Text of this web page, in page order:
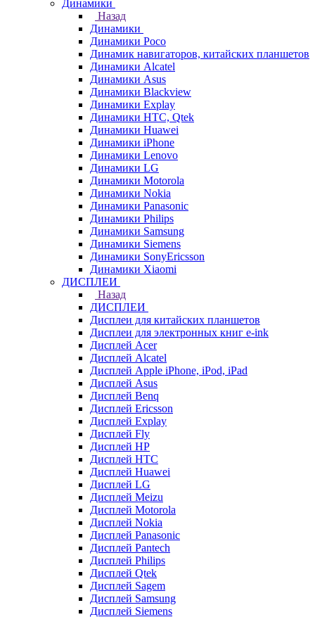
Динамики
Назад
Динамики
Динамики Poco
Динамик навигаторов, китайских планшетов
Динамики Alcatel
Динамики Asus
Динамики Blackview
Динамики Explay
Динамики HTC, Qtek
Динамики Huawei
Динамики iPhone
Динамики Lenovo
Динамики LG
Динамики Motorola
Динамики Nokia
Динамики Panasonic
Динамики Philips
Динамики Samsung
Динамики Siemens
Динамики SonyEricsson
Динамики Xiaomi
ДИСПЛЕИ
Назад
ДИСПЛЕИ
Дисплеи для китайских планшетов
Дисплеи для электронных книг e-ink
Дисплей Acer
Дисплей Alcatel
Дисплей Apple iPhone, iPod, iPad
Дисплей Asus
Дисплей Benq
Дисплей Ericsson
Дисплей Explay
Дисплей Fly
Дисплей HP
Дисплей HTC
Дисплей Huawei
Дисплей LG
Дисплей Meizu
Дисплей Motorola
Дисплей Nokia
Дисплей Panasonic
Дисплей Pantech
Дисплей Philips
Дисплей Qtek
Дисплей Sagem
Дисплей Samsung
Дисплей Siemens